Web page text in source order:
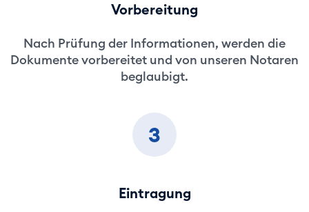
Vorbereitung
Nach Prüfung der Informationen, werden die
Dokumente vorbereitet und von unseren Notaren
beglaubigt.
3
Eintragung